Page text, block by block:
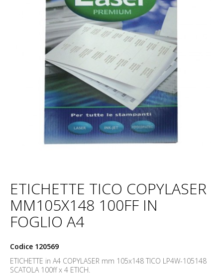
ETICHETTE TICO COPYLASER
MM105X148 100FF IN
FOGLIO A4
Codice 120569
ETICHETTE in A4 COPYLASER mm 105x148 TICO LP4W-105148
SCATOLA 100ff x 4 ETICH.